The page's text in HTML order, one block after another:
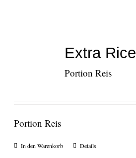
Extra Rice
Portion Reis
Portion Reis
In den Warenkorb Details